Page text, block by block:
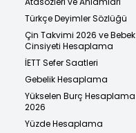
Türkçe Deyimler Sözlüğü
Çin Takvimi 2026 ve Bebek
Cinsiyeti Hesaplama
İETT Sefer Saatleri
Gebelik Hesaplama
Yükselen Burç Hesaplama
2026
Yüzde Hesaplama